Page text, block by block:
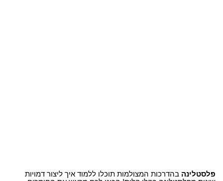
פלסטלינה בהדרכות המצולמות תוכלו ללמוד איך ליצור דמויות